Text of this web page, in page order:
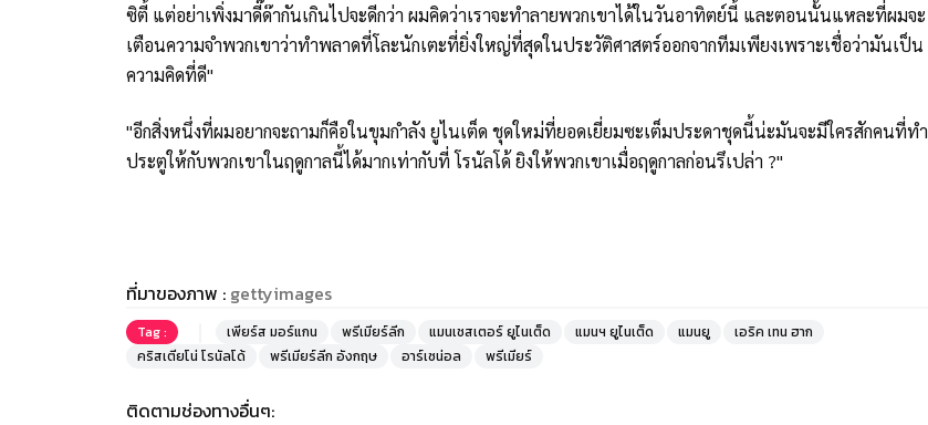
ซิตี้ แต่อย่าเพิ่งมาดี๊ด๊ากันเกินไปจะดีกว่า ผมคิดว่าเราจะทำลายพวกเขาได้ในวันอาทิตย์นี้ และตอนนั้นแหละที่ผมจะ
เตือนความจำพวกเขาว่าทำพลาดที่โละนักเตะที่ยิ่งใหญ่ที่สุดในประวัติศาสตร์ออกจากทีมเพียงเพราะเชื่อว่ามันเป็น
ความคิดที่ดี"
"อีกสิ่งหนึ่งที่ผมอยากจะถามก็คือในขุมกำลัง ยูไนเต็ด ชุดใหม่ที่ยอดเยี่ยมซะเต็มประดาชุดนี้น่ะมันจะมีใครสักคนที่ทำ
ประตูให้กับพวกเขาในฤดูกาลนี้ได้มากเท่ากับที่ โรนัลโด้ ยิงให้พวกเขาเมื่อฤดูกาลก่อนรึเปล่า ?"
ที่มาของภาพ : gettyimages
Tag : เพียร์ส มอร์แกน พรีเมียร์ลีก แมนเชสเตอร์ ยูไนเต็ด แมนฯ ยูไนเต็ด แมนยู
เอริค เทน ฮาก
คริสเตียโน่ โรนัลโด้
พรีเมียร์ลีก อังกฤษ อาร์เซน่อล พรีเมียร์
ติดตามช่องทางอื่นๆ: